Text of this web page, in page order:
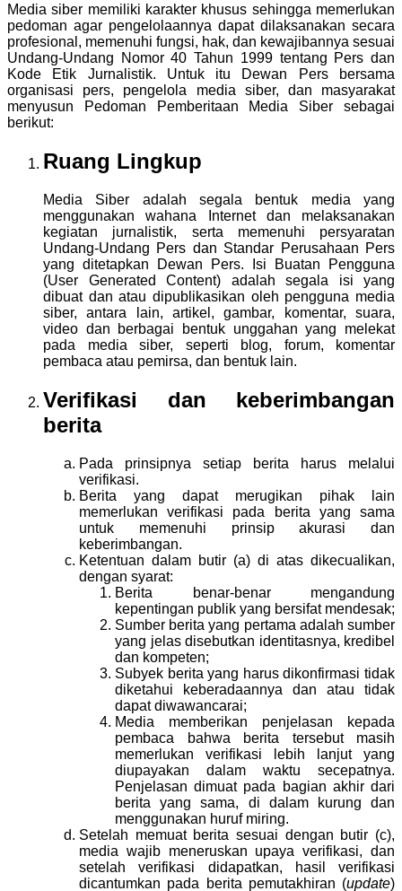
Media siber memiliki karakter khusus sehingga memerlukan
pedoman agar pengelolaannya dapat dilaksanakan secara
profesional, memenuhi fungsi, hak, dan kewajibannya sesuai
Undang-Undang Nomor 40 Tahun 1999 tentang Pers dan
Kode Etik Jurnalistik. Untuk itu Dewan Pers bersama
organisasi pers, pengelola media siber, dan masyarakat
menyusun Pedoman Pemberitaan Media Siber sebagai
berikut:
Ruang Lingkup
Media Siber adalah segala bentuk media yang
menggunakan wahana Internet dan melaksanakan
kegiatan jurnalistik, serta memenuhi persyaratan
Undang-Undang Pers dan Standar Perusahaan Pers
yang ditetapkan Dewan Pers. Isi Buatan Pengguna
(User Generated Content) adalah segala isi yang
dibuat dan atau dipublikasikan oleh pengguna media
siber, antara lain, artikel, gambar, komentar, suara,
video dan berbagai bentuk unggahan yang melekat
pada media siber, seperti blog, forum, komentar
pembaca atau pemirsa, dan bentuk lain.
Verifikasi dan keberimbangan
berita
Pada prinsipnya setiap berita harus melalui
verifikasi.
Berita yang dapat merugikan pihak lain
memerlukan verifikasi pada berita yang sama
untuk memenuhi prinsip akurasi dan
keberimbangan.
Ketentuan dalam butir (a) di atas dikecualikan,
dengan syarat:
Berita benar-benar mengandung
kepentingan publik yang bersifat mendesak;
Sumber berita yang pertama adalah sumber
yang jelas disebutkan identitasnya, kredibel
dan kompeten;
Subyek berita yang harus dikonfirmasi tidak
diketahui keberadaannya dan atau tidak
dapat diwawancarai;
Media memberikan penjelasan kepada
pembaca bahwa berita tersebut masih
memerlukan verifikasi lebih lanjut yang
diupayakan dalam waktu secepatnya.
Penjelasan dimuat pada bagian akhir dari
berita yang sama, di dalam kurung dan
menggunakan huruf miring.
Setelah memuat berita sesuai dengan butir (c),
media wajib meneruskan upaya verifikasi, dan
setelah verifikasi didapatkan, hasil verifikasi
dicantumkan pada berita pemutakhiran (update)